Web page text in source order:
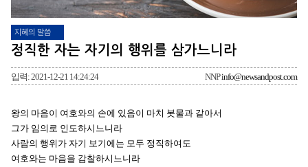
지혜의 말씀
정직한 자는 자기의 행위를 삼가느니라
입력: 2021-12-21 14:24:24 NNPinfo@newsandpost.com
왕의 마음이 여호와의 손에 있음이 마치 봇물과 같아서
그가 임의로 인도하시느니라
사람의 행위가 자기 보기에는 모두 정직하여도
여호와는 마음을 감찰하시느니라